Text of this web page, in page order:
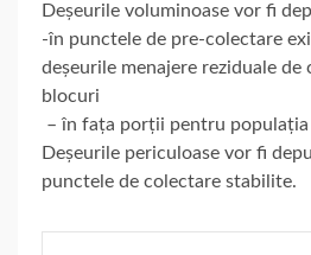
Deșeurile voluminoase vor fi
-în punctele de pre-colectare
deșeurile menajere reziduale
blocuri
– în fața porții pentru populația
Deșeurile periculoase vor fi
punctele de colectare stabilite.